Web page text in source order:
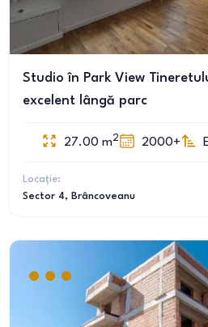
Studio în Park View
excelent lângă parc
27.00 m2 2000+
Locație:
Sector 4, Brâncoveanu